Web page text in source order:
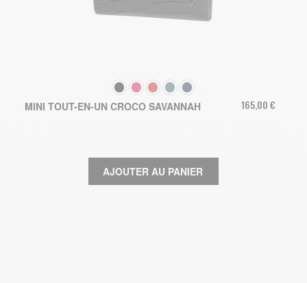
COULEUR
MINI TOUT-EN-UN CROCO SAVANNAH 165,00 €
AJOUTER AU PANIER